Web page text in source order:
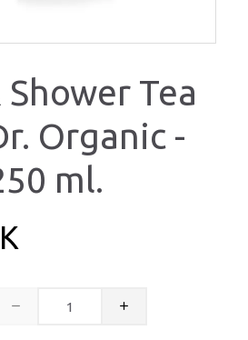
Tea
Organic -
ml.